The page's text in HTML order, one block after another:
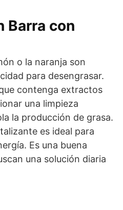
Barra con
o la naranja son
para desengrasar.
contenga extractos
una limpieza
la producción de grasa.
es ideal para
Es una buena
una solución diaria